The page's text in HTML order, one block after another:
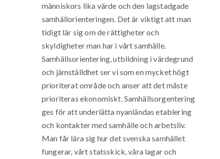
människors lika värde och den lagstadgade
samhällorienteringen. Det är viktigt att man
tidigt lär sig om de rättigheter och
skyldigheter man har i vårt samhälle.
Samhällsorientering, utbildning i värdegrund
och jämställdhet ser vi som en mycket högt
prioriterat område och anser att det måste
prioriteras ekonomiskt. Samhällsorgentering
ges för att underlätta nyanländas etablering
och kontakter med samhälle och arbetsliv.
Man får lära sig hur det svenska samhället
fungerar, vårt statsskick, våra lagar och